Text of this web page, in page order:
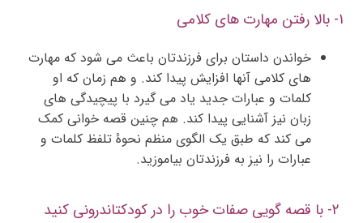
۱- بالا رفتن مهارت های کلامی
خواندن داستان برای فرزندتان باعث می شود که مهارت
های کلامی آنها افزایش پیدا کند. و هم زمان که او
کلمات و عبارات جدید یاد می گیرد با پیچیدگی های
زبان نیز آشنایی پیدا کند. هم چنین قصه خوانی کمک
می کند که طبق یک الگوی منظم نحوۀ تلفظ کلمات و
عبارات را نیز به فرزندتان بیاموزید.
در کودکتاندرونی کنید